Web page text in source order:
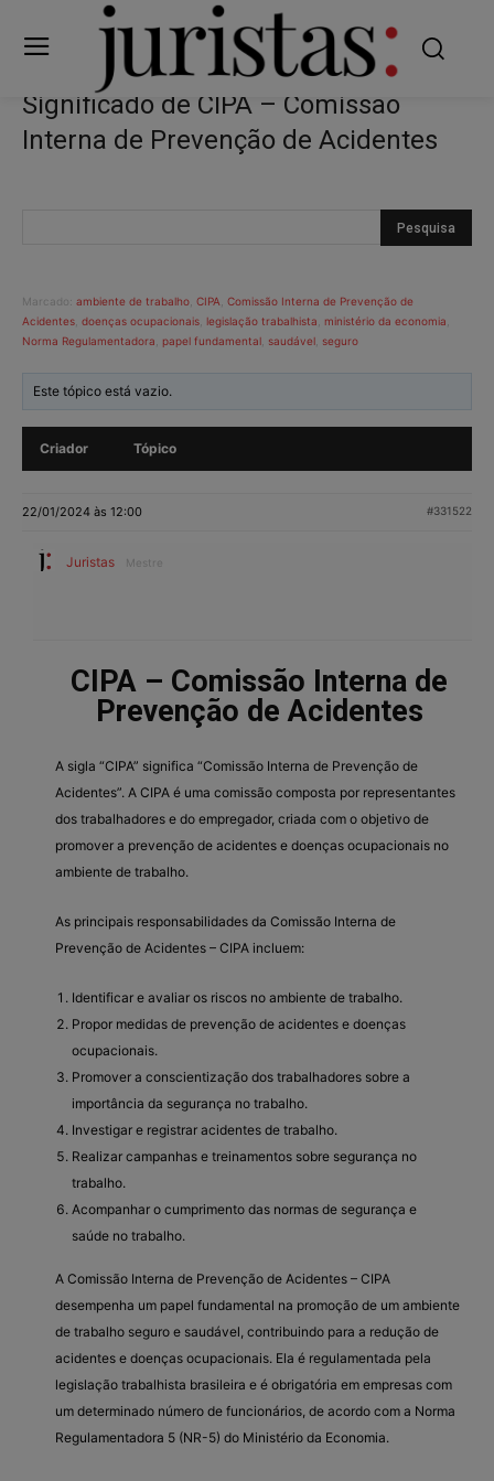
Significado de CIPA – Comissão
Interna de Prevenção de Acidentes
Marcado: ambiente de trabalho CIPA Comissão Interna de Prevenção de
Acidentes doenças ocupacionais legislação trabalhista ministério da economia
Norma Regulamentadora
papel fundamental saudável seguro
Este tópico está vazio.
Criador Tópico
22/01/2024 às 12:00 #331522
Juristas Mestre
CIPA – Comissão Interna de
Prevenção de Acidentes
A sigla “CIPA” significa “Comissão Interna de Prevenção de
Acidentes”. A CIPA é uma comissão composta por representantes
dos trabalhadores e do empregador, criada com o objetivo de
promover a prevenção de acidentes e doenças ocupacionais no
ambiente de trabalho.
As principais responsabilidades da Comissão Interna de
Prevenção de Acidentes – CIPA incluem:
Identificar e avaliar os riscos no ambiente de trabalho.
Propor medidas de prevenção de acidentes e doenças
ocupacionais.
Promover a conscientização dos trabalhadores sobre a
importância da segurança no trabalho.
Investigar e registrar acidentes de trabalho.
Realizar campanhas e treinamentos sobre segurança no
trabalho.
Acompanhar o cumprimento das normas de segurança e
saúde no trabalho.
A Comissão Interna de Prevenção de Acidentes – CIPA
desempenha um papel fundamental na promoção de um ambiente
de trabalho seguro e saudável, contribuindo para a redução de
acidentes e doenças ocupacionais. Ela é regulamentada pela
legislação trabalhista brasileira e é obrigatória em empresas com
um determinado número de funcionários, de acordo com a Norma
Regulamentadora 5 (NR-5) do Ministério da Economia.